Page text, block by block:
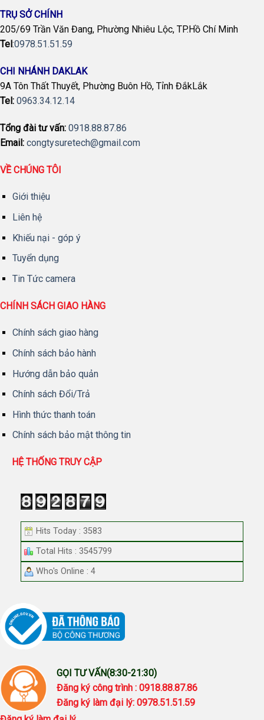
TRỤ SỞ CHÍNH
205/69 Trần Văn Đang, Phường Nhiêu Lộc, TP.Hồ Chí Minh
Tel :0978.51.51.59
CHI NHÁNH DAKLAK
9A Tôn Thất Thuyết, Phường Buôn Hồ, Tỉnh ĐắkLắk
Tel: 0963.34.12.14
Tổng đài tư vấn: 0918.88.87.86
Email: congtysuretech@gmail.com
VỀ CHÚNG TÔI
Giới thiệu
Liên hệ
Khiếu nại - góp ý
Tuyển dụng
Tin Tức camera
CHÍNH SÁCH GIAO HÀNG
Chính sách giao hàng
Chính sách bảo hành
Hướng dẫn bảo quản
Chính sách Đổi/Trả
Hình thức thanh toán
Chính sách bảo mật thông tin
HỆ THỐNG TRUY CẬP
Hits Today : 3583
Total Hits : 3545799
Who's Online : 4
GỌI TƯ VẤN(8:30-21:30)
Đăng ký công trình : 0918.88.87.86
Đăng ký làm đại lý: 0978.51.51.59